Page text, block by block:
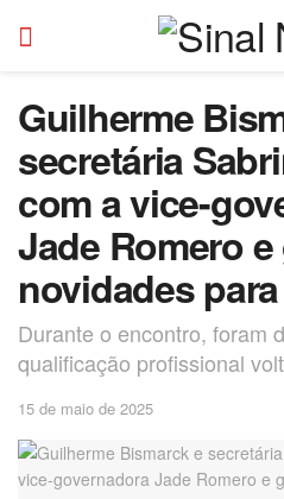
Guilherme
secretária
com a vice-
Jade Romero
novidades
Durante o encontro, foram
qualificação profissional
15 de maio de 2025